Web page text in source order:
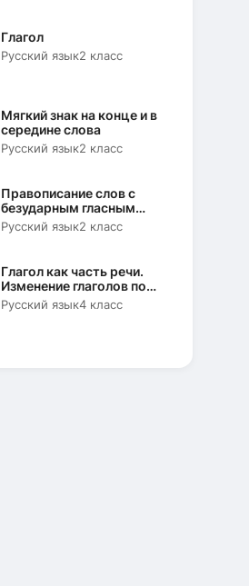
Глагол
Русский язык2 класс
Мягкий знак на конце и в
середине слова
Русский язык2 класс
Правописание слов с
безударным гласным
звуком в корне
Русский язык2 класс
Глагол как часть речи.
Изменение глаголов по
числам
Русский язык4 класс